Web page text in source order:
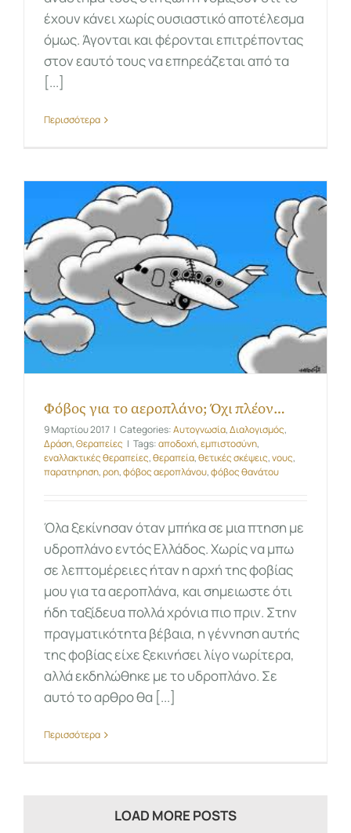
έχουν κάνει χωρίς ουσιαστικό αποτέλεσμα
όμως. Άγονται και φέρονται επιτρέποντας
στον εαυτό τους να επηρεάζεται από τα
[...]
Περισσότερα
Φόβος για το αεροπλάνο; Όχι πλέον…
9 Μαρτίου 2017 | Categories:Αυτογνωσία,Διαλογισμός,
Δράση,Θεραπείες | Tags:αποδοχή,εμπιστοσύνη,
εναλλακτικές θεραπείες,θεραπεία,θετικές σκέψεις,νους,
παρατηρηση,ροη,φόβος αεροπλάνου,φόβος θανάτου
Όλα ξεκίνησαν όταν μπήκα σε μια πτηση με
υδροπλάνο εντός Ελλάδος. Χωρίς να μπω
σε λεπτομέρειες ήταν η αρχή της φοβίας
μου για τα αεροπλάνα, και σημειωστε ότι
ήδη ταξίδευα πολλά χρόνια πιο πριν. Στην
πραγματικότητα βέβαια, η γέννηση αυτής
της φοβίας είχε ξεκινήσει λίγο νωρίτερα,
αλλά εκδηλώθηκε με το υδροπλάνο. Σε
αυτό το αρθρο θα [...]
Περισσότερα
LOAD MORE POSTS